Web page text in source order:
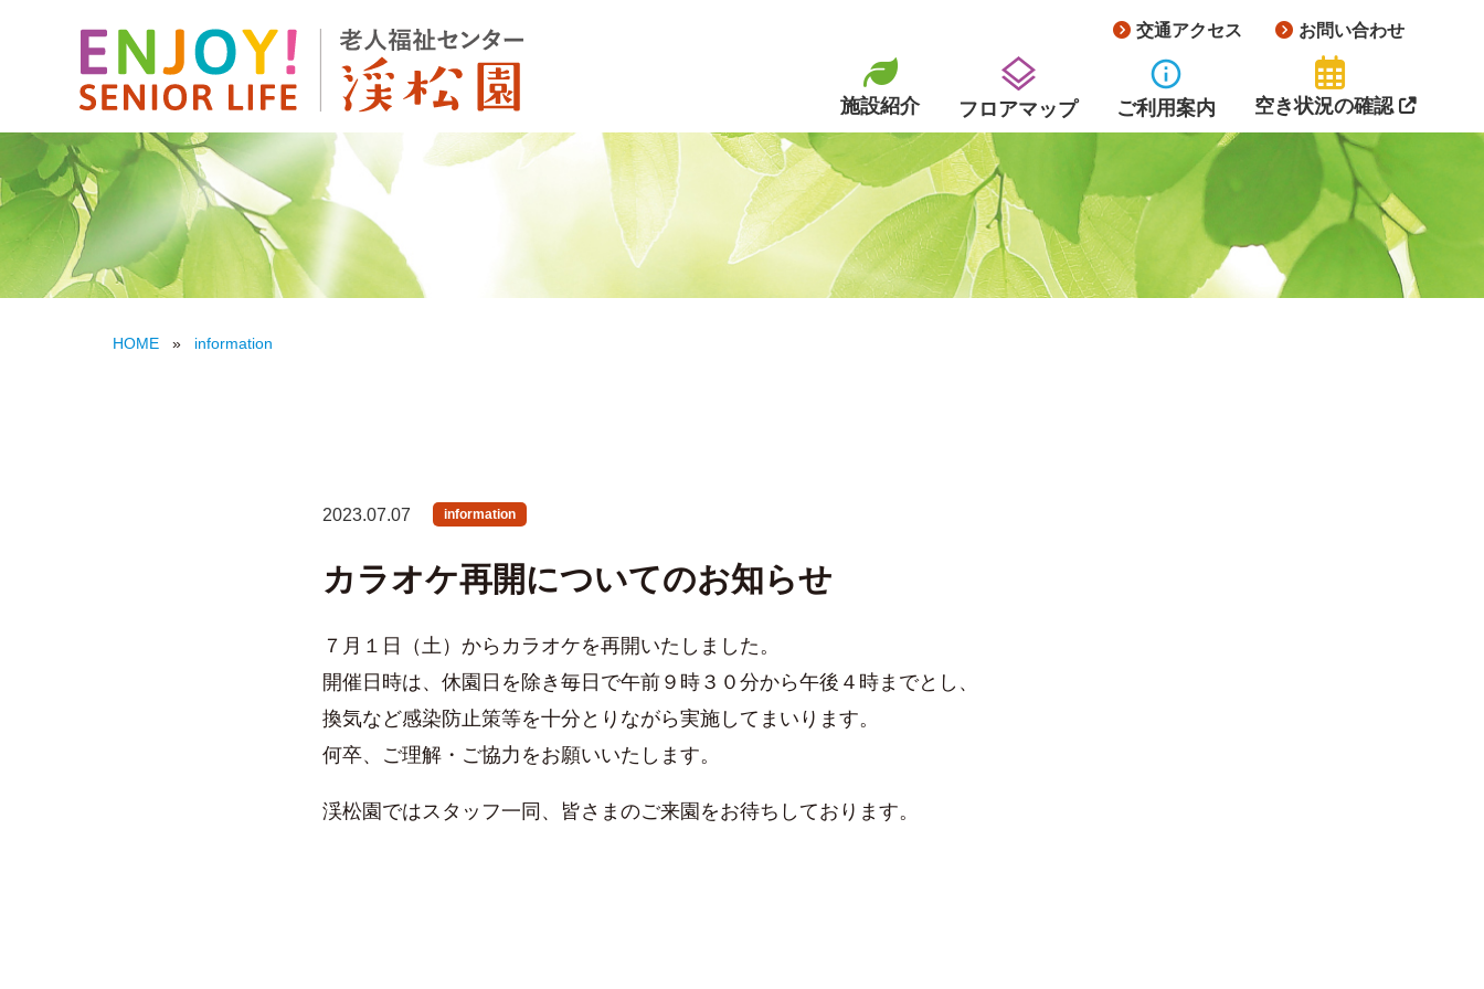
交通アクセス お問い合わせ
施設紹介 フロアマップ
info
ご利用案内 空き状況の確認
HOME » information
2023.07.07 information
カラオケ再開についてのお知らせ
７月１日（土）からカラオケを再開いたしました。
開催日時は、休園日を除き毎日で午前９時３０分から午後４時までとし、
換気など感染防止策等を十分とりながら実施してまいります。
何卒、ご理解・ご協力をお願いいたします。
渓松園ではスタッフ一同、皆さまのご来園をお待ちしております。